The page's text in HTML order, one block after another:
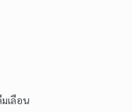
เลือน